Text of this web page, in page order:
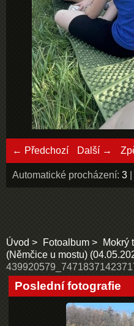
← Předchozí Další →
Automatické procházení: 3
Úvod Fotoalbum
Mokrý
(Němčice u mostu)
Poslední fotografie